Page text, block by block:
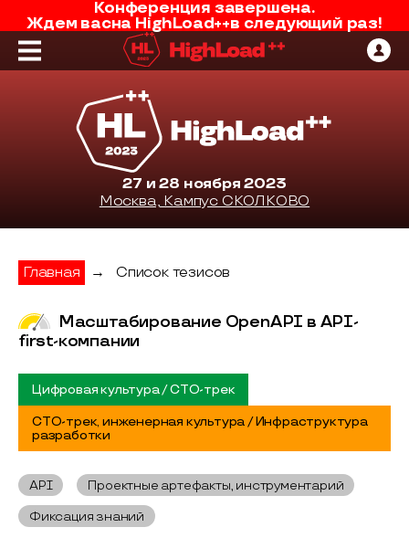
Конференция завершена.
Ждем васна HighLoad++в следующий раз!
27 и 28 ноября 2023
Москва, Кампус СКОЛКОВО
Главная → Список тезисов
Масштабирование OpenAPI в API-
first-компании
Цифровая культура / CTO-трек
CTO-трек, инженерная культура / Инфраструктура
разработки
API
Проектные артефакты, инструментарий
Фиксация знаний